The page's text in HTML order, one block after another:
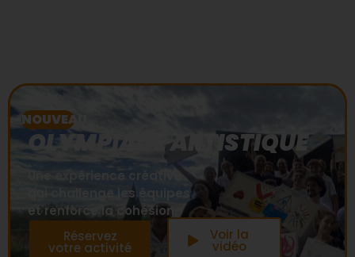
NOUVEAU
OLYMPIADE ARTISTIQUE
Une expérience créative
qui challenge les équipes
et renforce la cohésion.
Réservez
votre activité
Voir la
vidéo